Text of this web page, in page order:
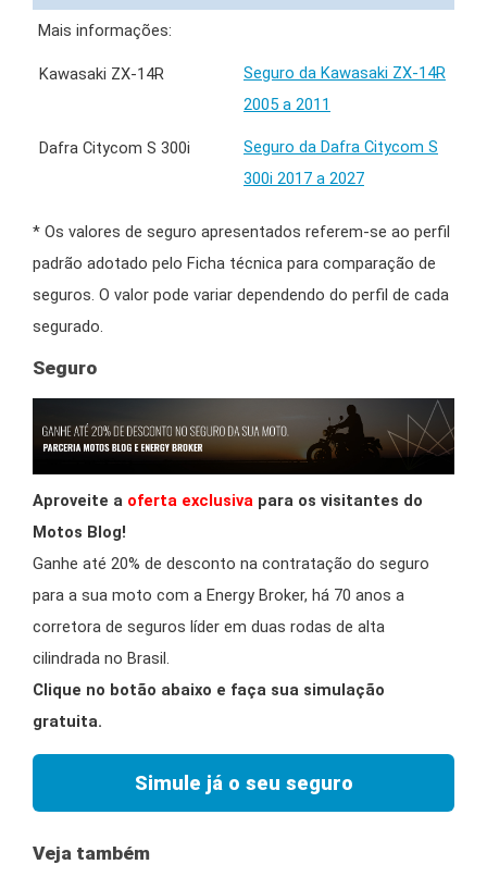
Mais informações:
Seguro da Kawasaki ZX-14R
2005 a 2011
Seguro da Dafra Citycom S
300i 2017 a 2027
* Os valores de seguro apresentados referem-se ao perfil
padrão adotado pelo Ficha técnica para comparação de
seguros. O valor pode variar dependendo do perfil de cada
segurado.
Seguro
Aproveite a oferta exclusiva para os visitantes do
Motos Blog!
Ganhe até 20% de desconto na contratação do seguro
para a sua moto com a Energy Broker, há 70 anos a
corretora de seguros líder em duas rodas de alta
cilindrada no Brasil.
Clique no botão abaixo e faça sua simulação
gratuita.
Simule já o seu seguro
Veja também